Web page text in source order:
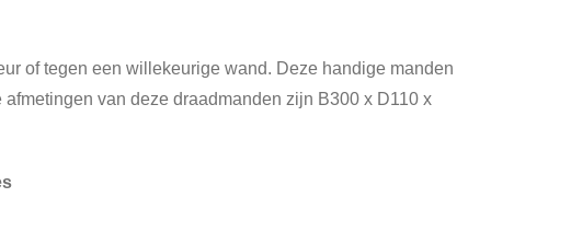
of tegen een willekeurige wand. Deze handige manden
van deze draadmanden zijn B300 x D110 x